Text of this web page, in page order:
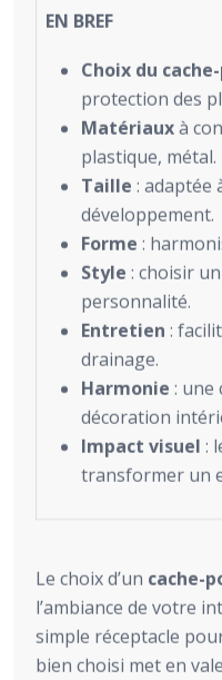
EN BREF
Choix du
protection des
Matériauxà
plastique, métal.
Taille : adaptée
développement.
Forme :
Style : choisir
personnalité.
Entretien :
drainage.
Harmonie : une
décoration
Impact visuel :
transformer un
Le choix d’un cache-
l’ambiance de votre
simple réceptacle
bien choisi met en